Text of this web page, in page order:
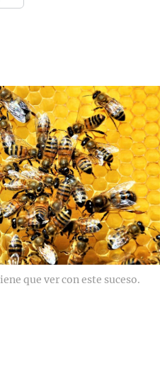
que ver con este suceso.